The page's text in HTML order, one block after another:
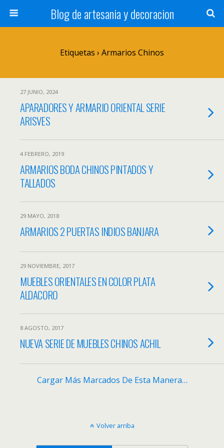
Blog de artesania y decoracion
Etiquetas › Armarios Chinos
27 JUNIO, 2024
APARADORES Y ARMARIO ORIENTAL SERIE
ARISVES
4 FEBRERO, 2019
ARMARIOS BODA CHINOS PINTADOS Y
TALLADOS
29 MAYO, 2018
ARMARIOS 2 PUERTAS INDIOS BANJARA
29 NOVIEMBRE, 2017
MUEBLES ORIENTALES EN COLOR PLATA
ALDACORO
8 AGOSTO, 2017
NUEVA SERIE DE MUEBLES CHINOS ACHIL
Cargar Más Marcados De Esta Manera…
Volver arriba